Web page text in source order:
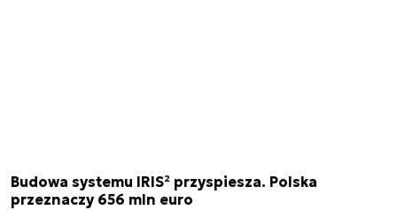
Budowa systemu IRIS² przyspiesza. Polska
przeznaczy 656 mln euro